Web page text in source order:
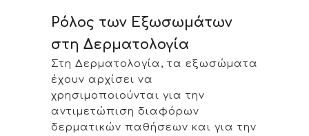
Ρόλος των Εξωσωμάτων
στη Δερματολογία
Στη Δερματολογία, τα εξωσώματα
έχουν αρχίσει να
χρησιμοποιούνται για την
αντιμετώπιση διαφόρων
δερματικών παθήσεων και για την